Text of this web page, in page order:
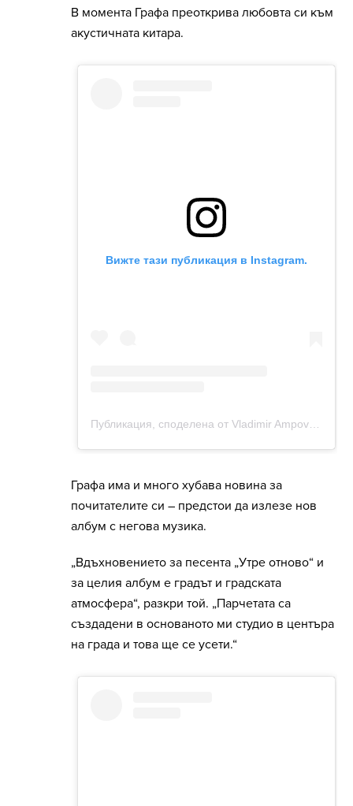
В момента Графа преоткрива любовта си към
акустичната китара.
Графа има и много хубава новина за
почитателите си – предстои да излезе нов
албум с негова музика.
„Вдъхновението за песента „Утре отново“ и
за целия албум е градът и градската
атмосфера“, разкри той. „Парчетата са
създадени в основаното ми студио в центъра
на града и това ще се усети.“